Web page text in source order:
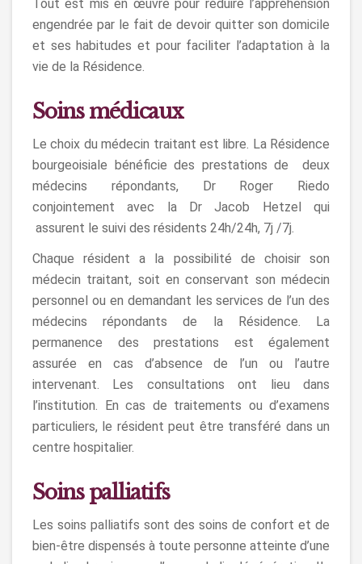
Tout est mis en œuvre pour réduire l’appréhension
engendrée par le fait de devoir quitter son domicile
et ses habitudes et pour faciliter l’adaptation à la
vie de la Résidence.
Soins médicaux
Le choix du médecin traitant est libre. La Résidence
bourgeoisiale bénéficie des prestations de deux
médecins répondants, Dr Roger Riedo
conjointement avec la Dr Jacob Hetzel qui
assurent le suivi des résidents 24h/24h, 7j /7j.
Chaque résident a la possibilité de choisir son
médecin traitant, soit en conservant son médecin
personnel ou en demandant les services de l’un des
médecins répondants de la Résidence. La
permanence des prestations est également
assurée en cas d’absence de l’un ou l’autre
intervenant. Les consultations ont lieu dans
l’institution. En cas de traitements ou d’examens
particuliers, le résident peut être transféré dans un
centre hospitalier.
Soins palliatifs
Les soins palliatifs sont des soins de confort et de
bien-être dispensés à toute personne atteinte d’une